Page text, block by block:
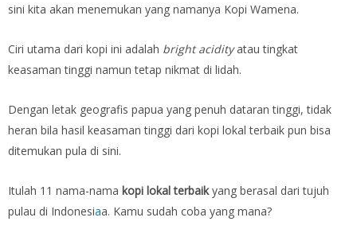
sini kita akan menemukan yang namanya Kopi Wamena.
Ciri utama dari kopi ini adalah bright acidityatau tingkat
keasaman tinggi namun tetap nikmat di lidah.
Dengan letak geografis papua yang penuh dataran tinggi, tidak
heran bila hasil keasaman tinggi dari kopi lokal terbaik pun bisa
ditemukan pula di sini.
Itulah 11 nama-nama kopi lokal terbaikyang berasal dari tujuh
pulau di Indonesiaa. Kamu sudah coba yang mana?